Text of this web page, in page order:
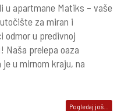
u apartmane Matiks – vaše
za miran i
odmor u predivnoj
Naša prelepa oaza
u mirnom kraju, na
Pogledaj još...